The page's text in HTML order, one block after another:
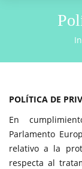
POLÍTICA DE
En
Parlamento
relativo a la
respecta al